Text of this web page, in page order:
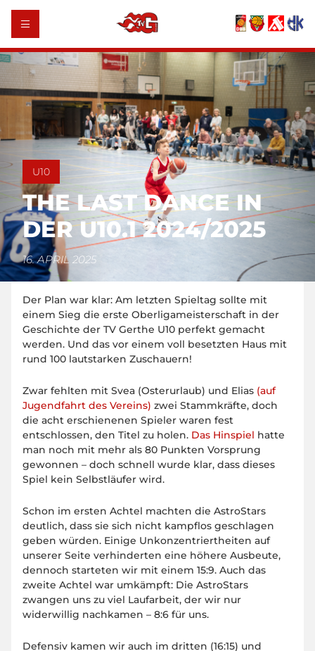
U10
THE LAST DANCE IN
DER U10.1 2024/2025
16. APRIL 2025
Der Plan war klar: Am letzten Spieltag sollte mit
einem Sieg die erste Oberligameisterschaft in der
Geschichte der TV Gerthe U10 perfekt gemacht
werden. Und das vor einem voll besetzten Haus mit
rund 100 lautstarken Zuschauern!
Zwar fehlten mit Svea (Osterurlaub) und Elias (auf
Jugendfahrt des Vereins) zwei Stammkräfte, doch
die acht erschienenen Spieler waren fest
entschlossen, den Titel zu holen. Das Hinspiel hatte
man noch mit mehr als 80 Punkten Vorsprung
gewonnen – doch schnell wurde klar, dass dieses
Spiel kein Selbstläufer wird.
Schon im ersten Achtel machten die AstroStars
deutlich, dass sie sich nicht kampflos geschlagen
geben würden. Einige Unkonzentriertheiten auf
unserer Seite verhinderten eine höhere Ausbeute,
dennoch starteten wir mit einem 15:9. Auch das
zweite Achtel war umkämpft: Die AstroStars
zwangen uns zu viel Laufarbeit, der wir nur
widerwillig nachkamen – 8:6 für uns.
Defensiv kamen wir auch im dritten (16:15) und